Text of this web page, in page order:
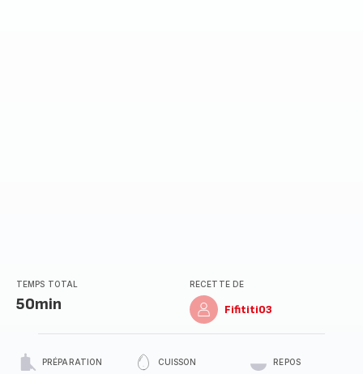
TEMPS TOTAL
50min
RECETTE DE
Fifititi03
PRÉPARATION CUISSON REPOS